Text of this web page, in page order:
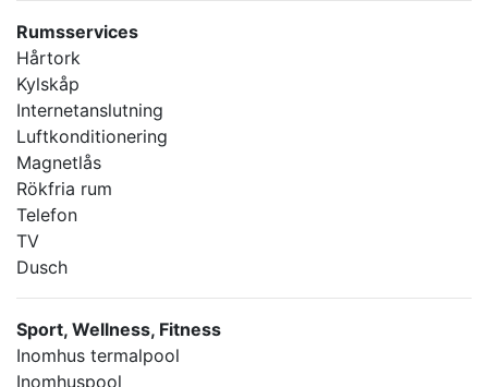
Rumsservices
Hårtork
Kylskåp
Internetanslutning
Luftkonditionering
Magnetlås
Rökfria rum
Telefon
TV
Dusch
Sport, Wellness, Fitness
Inomhus termalpool
Inomhuspool